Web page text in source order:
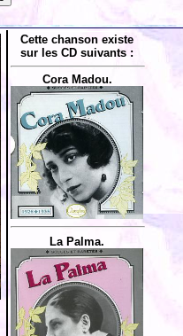
Cette chanson existe
sur les CD suivants :
Cora Madou.
La Palma.